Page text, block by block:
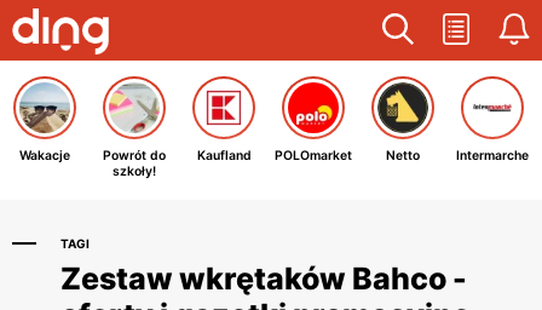
Wakacje
Powrót do
szkoły!
Kaufland POLOmarket Netto Intermarche
TAGI
Zestaw wkrętaków Bahco -